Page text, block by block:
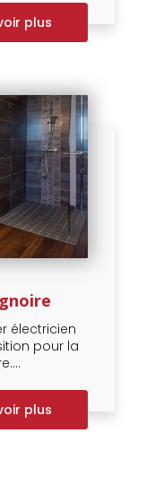
plus
électricien
pour la
plus